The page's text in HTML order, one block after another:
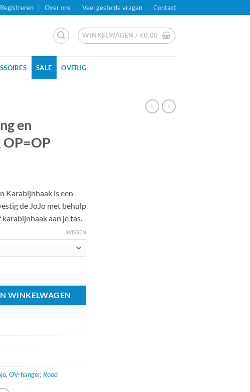
Over ons Veel gestelde vragen Contact
WINKELWAGEN / €0,00
SALE OVERIG
en
Karabijnhaak is een
de JoJo met behulp
aan je tas.
WISSEN
WINKELWAGEN
, OV-hanger, Rood